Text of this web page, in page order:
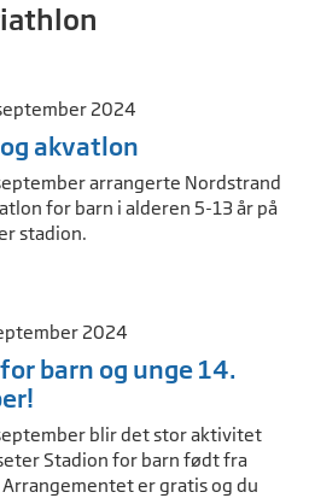
2024
akvatlon
arrangerte Nordstrand
for barn i alderen 5-13 år på
stadion.
2024
barn og unge 14.
blir det stor aktivitet
Stadion for barn født fra
er gratis og du